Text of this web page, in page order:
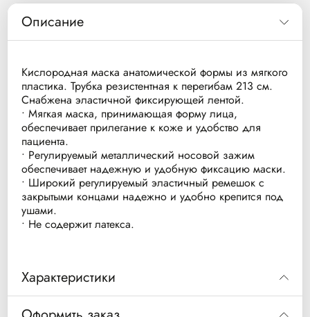
Описание
Характеристики
Кислородная маска анатомической формы из мягкого
пластика. Трубка резистентная к перегибам 213 см.
Снабжена эластичной фиксирующей лентой.
• Мягкая маска, принимающая форму лица,
обеспечивает прилегание к коже и удобство для
пациента.
• Регулируемый металлический носовой зажим
обеспечивает надежную и удобную фиксацию маски.
• Широкий регулируемый эластичный ремешок с
закрытыми концами надежно и удобно крепится под
ушами.
• Не содержит латекса.
Код Описание